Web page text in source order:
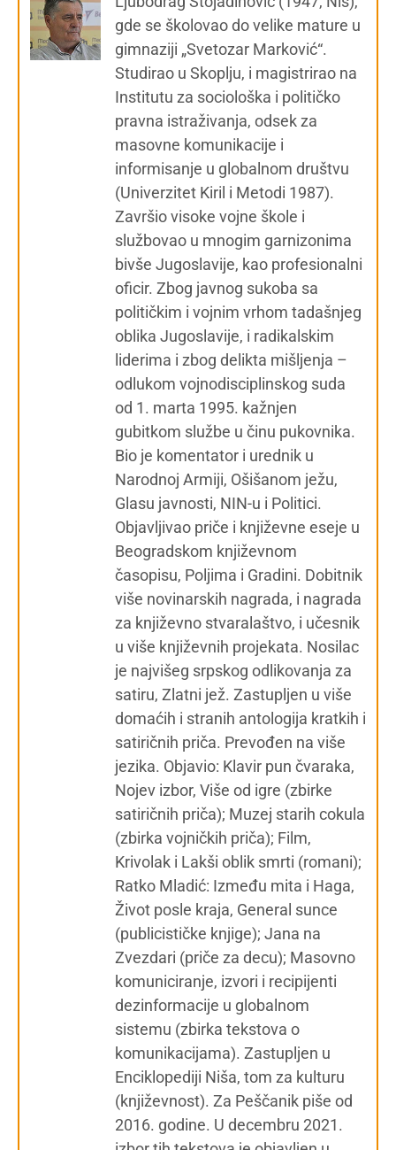
gde se školovao do velike mature u
gimnaziji „Svetozar Marković“.
Studirao u Skoplju, i magistrirao na
Institutu za sociološka i političko
pravna istraživanja, odsek za
masovne komunikacije i
informisanje u globalnom društvu
(Univerzitet Kiril i Metodi 1987).
Završio visoke vojne škole i
službovao u mnogim garnizonima
bivše Jugoslavije, kao profesionalni
oficir. Zbog javnog sukoba sa
političkim i vojnim vrhom tadašnjeg
oblika Jugoslavije, i radikalskim
liderima i zbog delikta mišljenja –
odlukom vojnodisciplinskog suda
od 1. marta 1995. kažnjen
gubitkom službe u činu pukovnika.
Bio je komentator i urednik u
Narodnoj Armiji, Ošišanom ježu,
Glasu javnosti, NIN-u i Politici.
Objavljivao priče i književne eseje u
Beogradskom književnom
časopisu, Poljima i Gradini. Dobitnik
više novinarskih nagrada, i nagrada
za književno stvaralaštvo, i učesnik
u više književnih projekata. Nosilac
je najvišeg srpskog odlikovanja za
satiru, Zlatni jež. Zastupljen u više
domaćih i stranih antologija kratkih i
satiričnih priča. Prevođen na više
jezika. Objavio: Klavir pun čvaraka,
Nojev izbor, Više od igre (zbirke
satiričnih priča); Muzej starih cokula
(zbirka vojničkih priča); Film,
Krivolak i Lakši oblik smrti (romani);
Ratko Mladić: Između mita i Haga,
Život posle kraja, General sunce
(publicističke knjige); Jana na
Zvezdari (priče za decu); Masovno
komuniciranje, izvori i recipijenti
dezinformacije u globalnom
sistemu (zbirka tekstova o
komunikacijama). Zastupljen u
Enciklopediji Niša, tom za kulturu
(književnost). Za Peščanik piše od
2016. godine. U decembru 2021.